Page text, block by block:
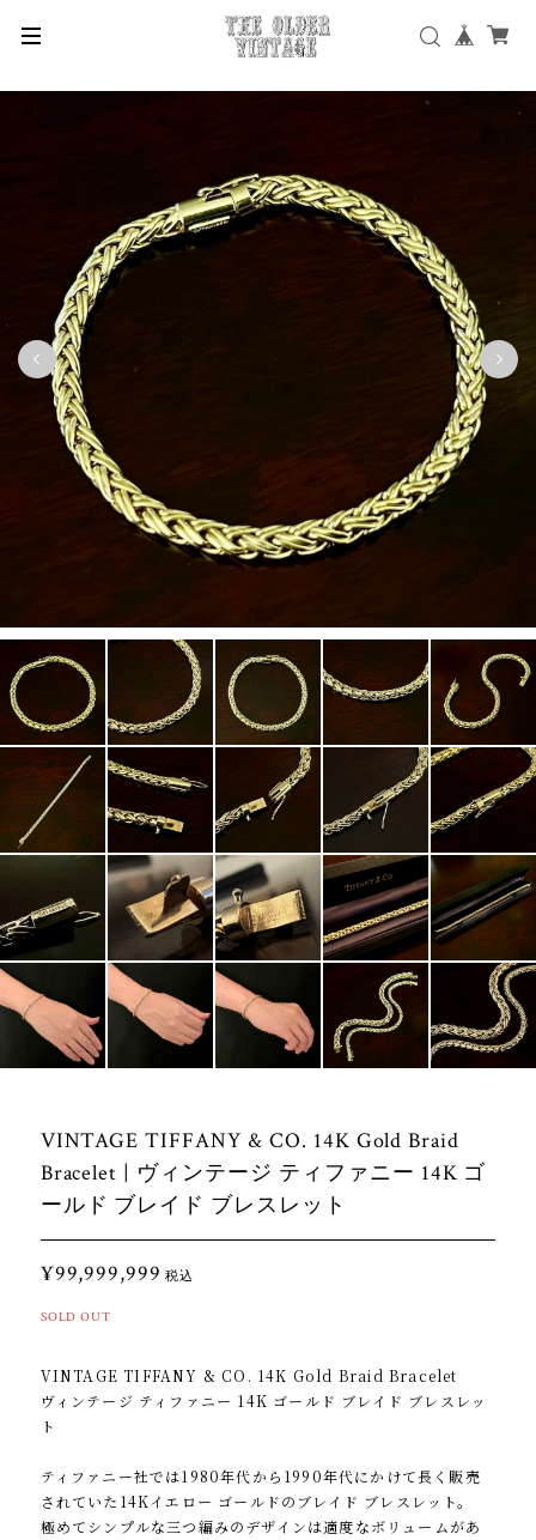
VINTAGE TIFFANY & CO. 14K Gold Braid
Bracelet | ヴィンテージ ティファニー 14K ゴ
ールド ブレイド ブレスレット
¥99,999,999 税込
SOLD OUT
VINTAGE TIFFANY & CO. 14K Gold Braid Bracelet
ヴィンテージ ティファニー 14K ゴールド ブレイド ブレスレッ
ト
ティファニー社では1980年代から1990年代にかけて長く販売
されていた14Kイエロー ゴールドのブレイド ブレスレット。
極めてシンプルな三つ編みのデザインは適度なボリュームがあ